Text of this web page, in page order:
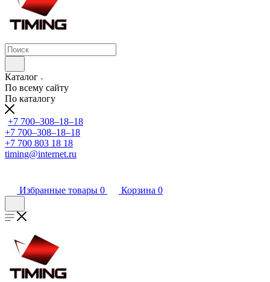
Каталог
По всему сайту
По каталогу
+7 700‒308‒18‒18
+7 700‒308‒18‒18
+7 700 803 18 18
timing@internet.ru
Избранные товары 0 Корзина 0